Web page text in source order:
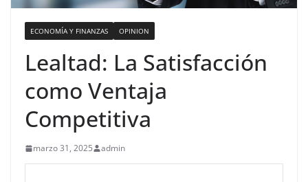
ECONOMÍA Y FINANZAS OPINION
Lealtad: La Satisfacción
como Ventaja
Competitiva
marzo 31, 2025 admin